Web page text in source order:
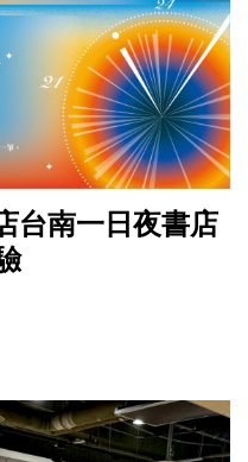
台南一日夜書店